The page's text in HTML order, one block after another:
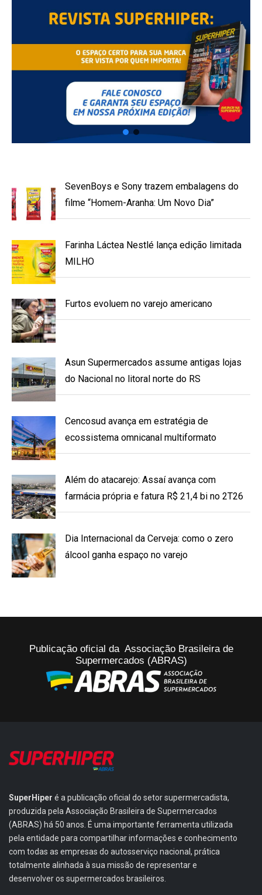
SevenBoys e Sony trazem embalagens do
filme “Homem-Aranha: Um Novo Dia”
Farinha Láctea Nestlé lança edição limitada
MILHO
Furtos evoluem no varejo americano
Asun Supermercados assume antigas lojas
do Nacional no litoral norte do RS
Cencosud avança em estratégia de
ecossistema omnicanal multiformato
Além do atacarejo: Assaí avança com
farmácia própria e fatura R$ 21,4 bi no 2T26
Dia Internacional da Cerveja: como o zero
álcool ganha espaço no varejo
Publicação oficial da Associação Brasileira de
Supermercados (ABRAS)
SuperHiper é a publicação oficial do setor supermercadista,
produzida pela Associação Brasileira de Supermercados
(ABRAS) há 50 anos. É uma importante ferramenta utilizada
pela entidade para compartilhar informações e conhecimento
com todas as empresas do autosserviço nacional, prática
totalmente alinhada à sua missão de representar e
desenvolver os supermercados brasileiros.